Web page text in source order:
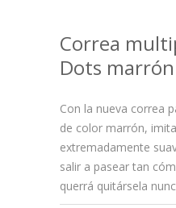
Correa
Dots marrón
Con la nueva correa
de color marrón,
extremadamente
salir a pasear tan
querrá quitársela